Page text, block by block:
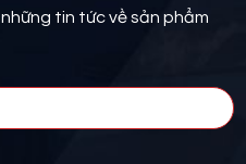
tin tức về sản phẩm